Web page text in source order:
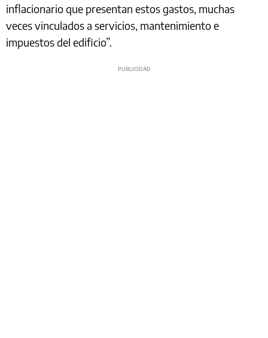
inflacionario que presentan estos gastos, muchas
veces vinculados a servicios, mantenimiento e
impuestos del edificio”.